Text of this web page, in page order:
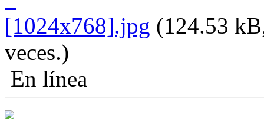
[1024x768].jpg (124.53
veces.)
En línea